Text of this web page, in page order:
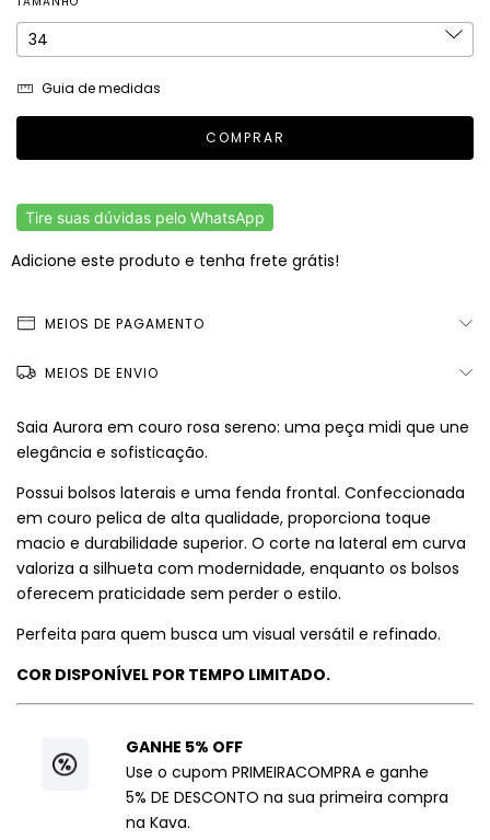
Guia de medidas
Tire suas dúvidas pelo WhatsApp
Adicione este produto e tenha frete grátis!
MEIOS DE PAGAMENTO
MEIOS DE ENVIO
Saia Aurora em couro rosa sereno: uma peça midi que une
elegância e sofisticação.
Possui bolsos laterais e uma fenda frontal. Confeccionada
em couro pelica de alta qualidade, proporciona toque
macio e durabilidade superior. O corte na lateral em curva
valoriza a silhueta com modernidade, enquanto os bolsos
oferecem praticidade sem perder o estilo.
Perfeita para quem busca um visual versátil e refinado.
COR DISPONÍVEL POR TEMPO LIMITADO.
GANHE 5% OFF
Use o cupom PRIMEIRACOMPRA e ganhe
5% DE DESCONTO na sua primeira compra
na Kava.